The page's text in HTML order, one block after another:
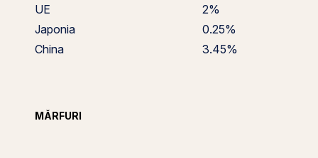
UE
2%
Japonia
0.25%
China
3.45%
MĂRFURI